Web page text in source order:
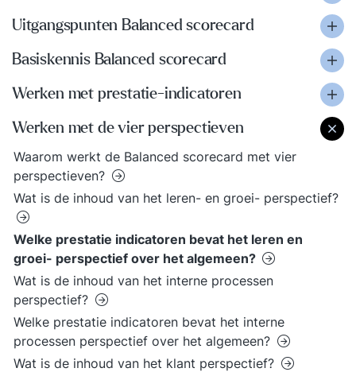
Uitgangspunten Balanced scorecard
Basiskennis Balanced scorecard
Werken met prestatie-indicatoren
Werken met de vier perspectieven
Waarom werkt de Balanced scorecard met vier
perspectieven?
Wat is de inhoud van het leren- en groei- perspectief?
Welke prestatie indicatoren bevat het leren en
groei- perspectief over het algemeen?
Wat is de inhoud van het interne processen
perspectief?
Welke prestatie indicatoren bevat het interne
processen perspectief over het algemeen?
Wat is de inhoud van het klant perspectief?